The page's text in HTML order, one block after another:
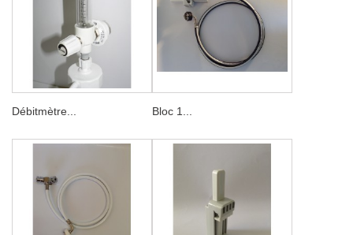
Débitmètre... Bloc 1...